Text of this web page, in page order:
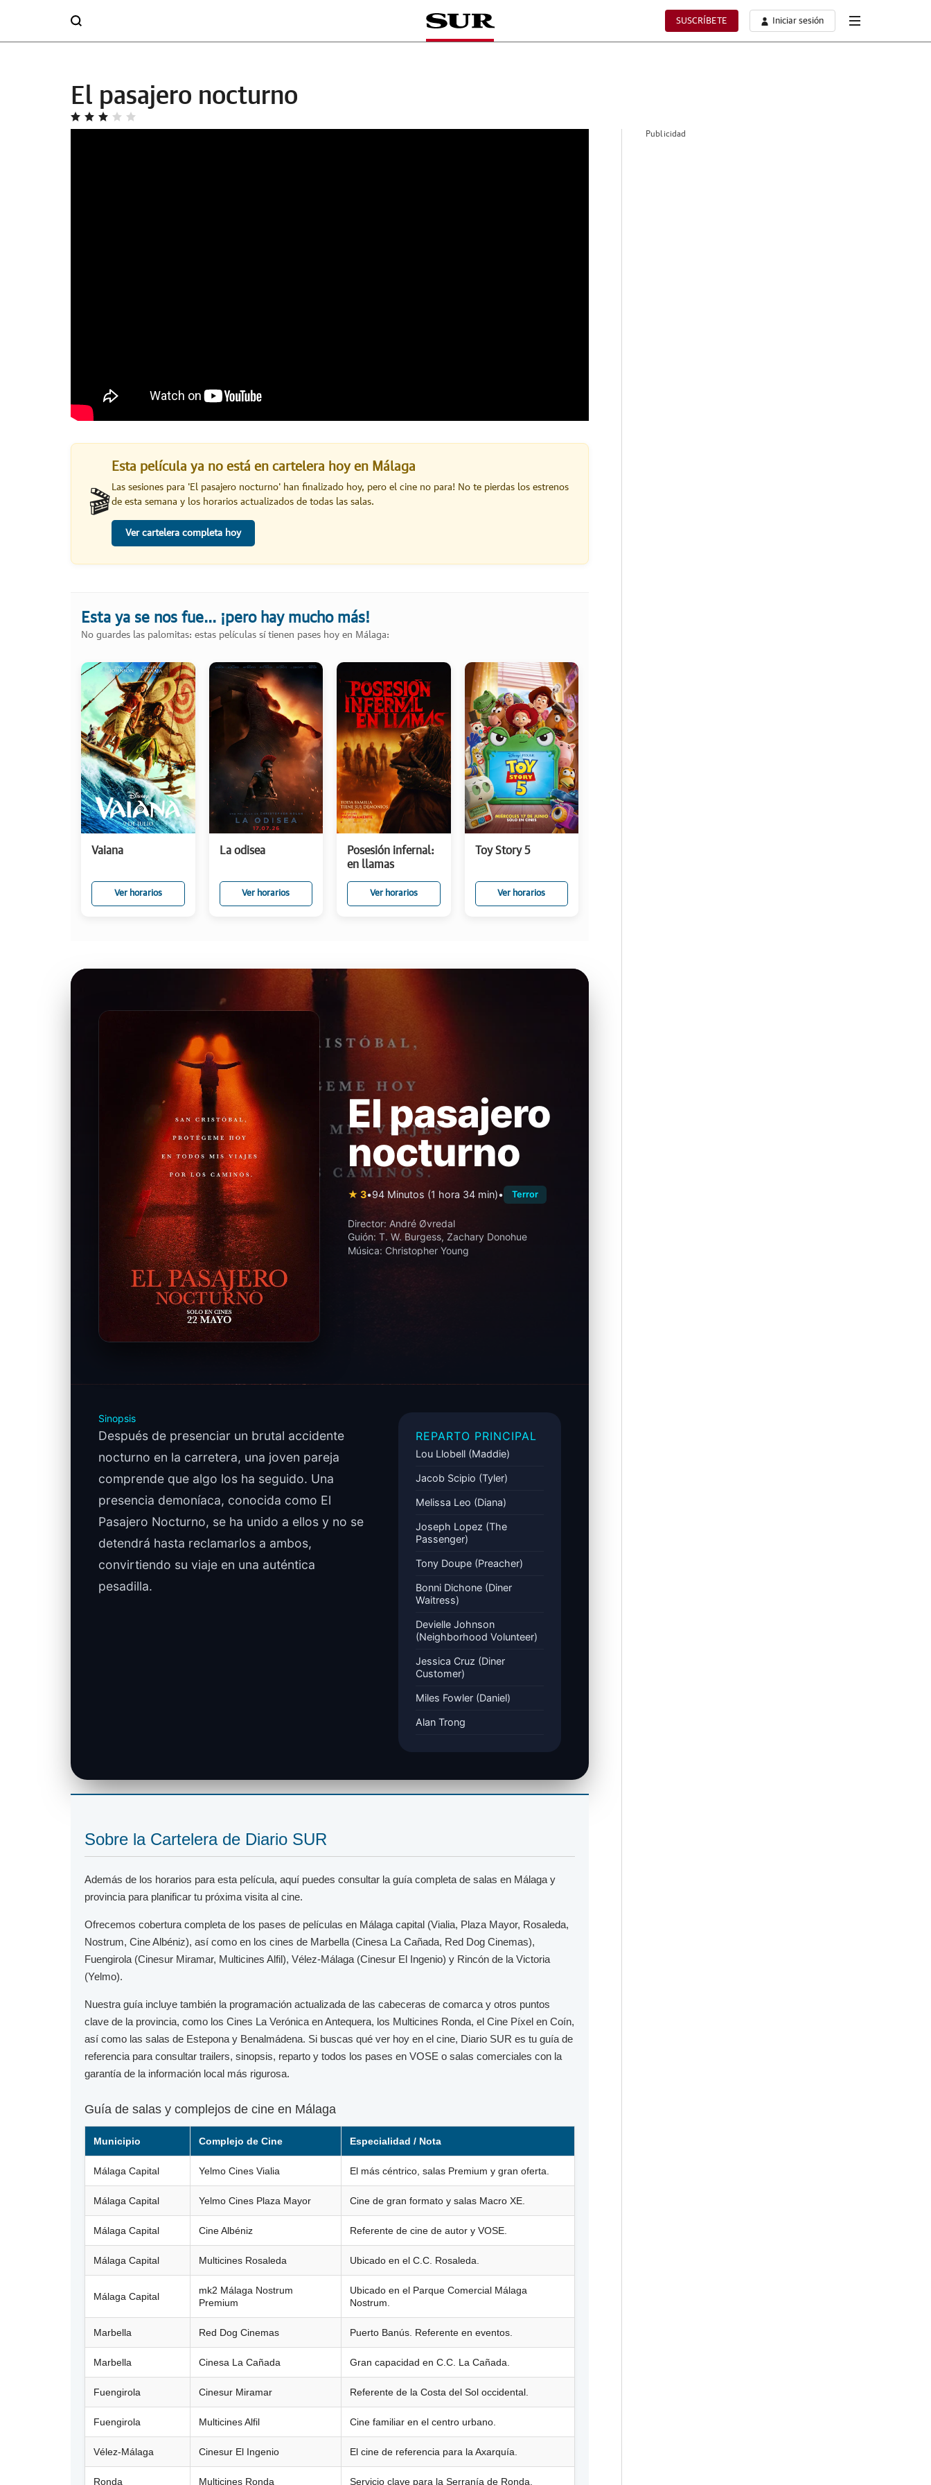
SUSCRÍBETE Iniciar sesión
El pasajero nocturno
🎬
Esta película ya no está en cartelera hoy en Málaga
Las sesiones para 'El pasajero nocturno' han finalizado hoy, pero el cine no para! No te pierdas los estrenos
de esta semana y los horarios actualizados de todas las salas.
Ver cartelera completa hoy
Esta ya se nos fue... ¡pero hay mucho más!
No guardes las palomitas: estas películas sí tienen pases hoy en Málaga:
Vaiana
Ver horarios
La odisea
Ver horarios
Posesión infernal:
en llamas
Ver horarios
Toy Story 5
Ver horarios
El pasajero
nocturno
★ 3•94 Minutos (1 hora 34 min)• Terror
Director: André Øvredal
Guión: T. W. Burgess, Zachary Donohue
Música: Christopher Young
Sinopsis
Después de presenciar un brutal accidente
nocturno en la carretera, una joven pareja
comprende que algo los ha seguido. Una
presencia demoníaca, conocida como El
Pasajero Nocturno, se ha unido a ellos y no se
detendrá hasta reclamarlos a ambos,
convirtiendo su viaje en una auténtica
pesadilla.
REPARTO PRINCIPAL
Lou Llobell (Maddie)
Jacob Scipio (Tyler)
Melissa Leo (Diana)
Joseph Lopez (The
Passenger)
Tony Doupe (Preacher)
Bonni Dichone (Diner
Waitress)
Devielle Johnson
(Neighborhood Volunteer)
Jessica Cruz (Diner
Customer)
Miles Fowler (Daniel)
Alan Trong
Sobre la Cartelera de Diario SUR
Además de los horarios para esta película, aquí puedes consultar la guía completa de salas en Málaga y
provincia para planificar tu próxima visita al cine.
Ofrecemos cobertura completa de los pases de películas en Málaga capital (Vialia, Plaza Mayor, Rosaleda,
Nostrum, Cine Albéniz), así como en los cines de Marbella (Cinesa La Cañada, Red Dog Cinemas),
Fuengirola (Cinesur Miramar, Multicines Alfil), Vélez-Málaga (Cinesur El Ingenio) y Rincón de la Victoria
(Yelmo).
Nuestra guía incluye también la programación actualizada de las cabeceras de comarca y otros puntos
clave de la provincia, como los Cines La Verónica en Antequera, los Multicines Ronda, el Cine Píxel en Coín,
así como las salas de Estepona y Benalmádena. Si buscas qué ver hoy en el cine, Diario SUR es tu guía de
referencia para consultar trailers, sinopsis, reparto y todos los pases en VOSE o salas comerciales con la
garantía de la información local más rigurosa.
Guía de salas y complejos de cine en Málaga
Municipio Complejo de Cine Especialidad / Nota
Málaga Capital Yelmo Cines Vialia El más céntrico, salas Premium y gran oferta.
Málaga Capital Yelmo Cines Plaza Mayor Cine de gran formato y salas Macro XE.
Málaga Capital Cine Albéniz Referente de cine de autor y VOSE.
Málaga Capital Multicines Rosaleda Ubicado en el C.C. Rosaleda.
Málaga Capital
mk2 Málaga Nostrum
Premium
Ubicado en el Parque Comercial Málaga
Nostrum.
Marbella Red Dog Cinemas Puerto Banús. Referente en eventos.
Marbella Cinesa La Cañada Gran capacidad en C.C. La Cañada.
Fuengirola Cinesur Miramar Referente de la Costa del Sol occidental.
Fuengirola Multicines Alfil Cine familiar en el centro urbano.
Vélez-Málaga Cinesur El Ingenio El cine de referencia para la Axarquía.
Ronda Multicines Ronda Servicio clave para la Serranía de Ronda.
Publicidad